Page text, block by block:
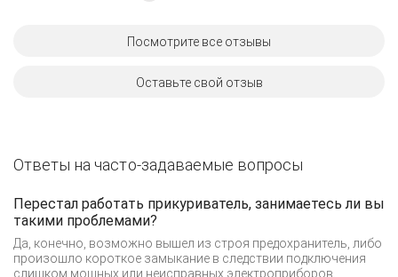
Посмотрите все отзывы
Оставьте свой отзыв
Ответы на часто-задаваемые вопросы
Перестал работать прикуриватель, занимаетесь ли вы
такими проблемами?
Да, конечно, возможно вышел из строя предохранитель, либо
произошло короткое замыкание в следствии подключения
слишком мощных или неисправных электроприборов.